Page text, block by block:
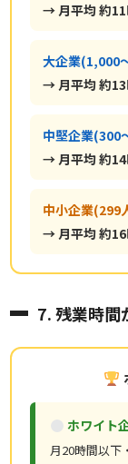
→ 月平均 約
大企業(1,000
→ 月平均 約13
中堅企業(300
→ 月平均 約14
中小企業(299
→ 月平均 約
7. 残業時間
ホワイト
月20時間以下